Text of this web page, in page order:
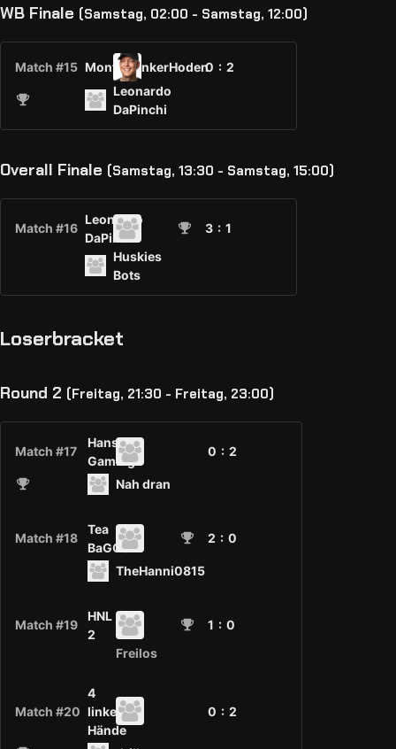
WB Finale (Samstag, 02:00 - Samstag, 12:00)
Match #15 MontesLinkerHoden0 : 2
Leonardo
DaPinchi
Overall Finale (Samstag, 13:30 - Samstag, 15:00)
Match #16
Leonardo
DaPinchi
3 : 1
Huskies
Bots
Loserbracket
Round 2 (Freitag, 21:30 - Freitag, 23:00)
Match #17
Hanse
Gaming
0 : 2
Nah dran
Match #18
Tea
BaGGerZ
2 : 0
TheHanni0815
Match #19
HNL
2
1 : 0
Freilos
Match #20
4
linke
Hände
0 : 2